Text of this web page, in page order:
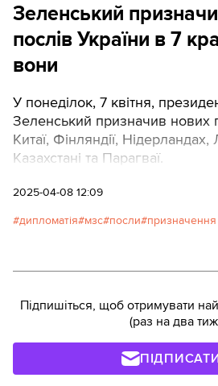
Зеленський
послів України в 7
вони
У понеділок, 7 квітня,
Зеленський призначив нових
Китаї, Фінляндії, Нідерландах,
Казахстані та Парагваї.
2025-04-08 12:09
дипломатія мзс посли призначення
Підпишіться, щоб отримувати
(раз на два